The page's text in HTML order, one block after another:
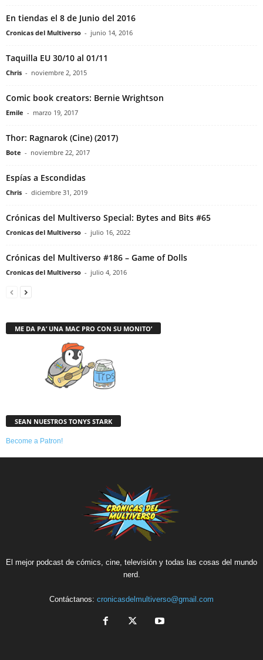
En tiendas el 8 de Junio del 2016
Cronicas del Multiverso - junio 14, 2016
Taquilla EU 30/10 al 01/11
Chris - noviembre 2, 2015
Comic book creators: Bernie Wrightson
Emile - marzo 19, 2017
Thor: Ragnarok (Cine) (2017)
Bote - noviembre 22, 2017
Espías a Escondidas
Chris - diciembre 31, 2019
Crónicas del Multiverso Special: Bytes and Bits #65
Cronicas del Multiverso - julio 16, 2022
Crónicas del Multiverso #186 – Game of Dolls
Cronicas del Multiverso - julio 4, 2016
ME DA PA’ UNA MAC PRO CON SU MONITO’
SEAN NUESTROS TONYS STARK
Become a Patron!
El mejor podcast de cómics, cine, televisión y todas las cosas del mundo
nerd.
Contáctanos: cronicasdelmultiverso@gmail.com